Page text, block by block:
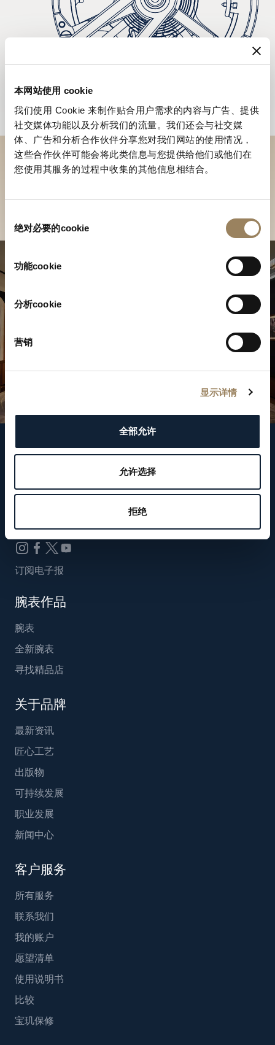
本网站使用 cookie
我们使用 Cookie 来制作贴合用户需求的内容与广告、提供
社交媒体功能以及分析我们的流量。我们还会与社交媒
体、广告和分析合作伙伴分享您对我们网站的使用情况，
这些合作伙伴可能会将此类信息与您提供给他们或他们在
您使用其服务的过程中收集的其他信息相结合。
绝对必要的cookie
功能cookie
分析cookie
营销
显示详情
全部允许
允许选择
拒绝
到访精品店探索品牌系列
寻找精品店
关注我们
WeChat ID
Breguet_China
订阅电子报
腕表作品
腕表
全新腕表
寻找精品店
关于品牌
最新资讯
匠心工艺
出版物
可持续发展
职业发展
新闻中心
客户服务
所有服务
联系我们
我的账户
愿望清单
使用说明书
比较
宝玑保修